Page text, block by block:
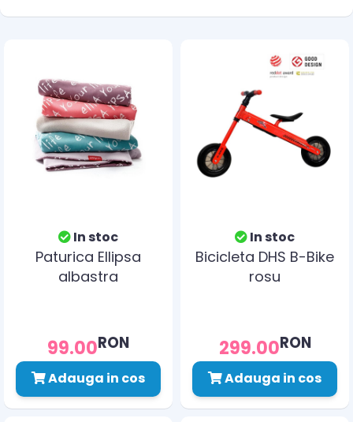
In stoc
Paturica Ellipsa
albastra
99.00RON
Adauga in cos
In stoc
Bicicleta DHS B-Bike
rosu
299.00RON
Adauga in cos